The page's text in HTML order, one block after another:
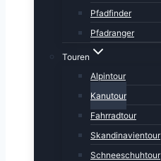
Pfadfinder
Pfadranger
Touren
Alpintour
Kanutour
Fahrradtour
Skandinavientour
Schneeschuhtour